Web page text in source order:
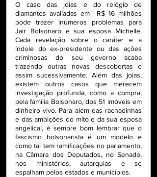
O caso das joias e do relógio de
diamantes avaliadas em  R$ 16 milhões
pode trazer inúmeros problemas para
Jair Bolsonaro e sua esposa Michelle.
Cada revelação sobre o caráter e a
índole do ex-presidente ou das ações
criminosas do seu governo acaba
trazendo outras novas descobertas e
assim sucessivamente. Além das joias,
existem outros casos que merecem
investigação profunda, como a compra,
pela família Bolsonaro, dos 51 imóveis em
dinheiro vivo. Para além das rachadinhas
e das ambições do mito e da sua esposa
angelical, é sempre bom lembrar que o
fascismo bolsonarista é um modelo e
como tal tem ramificações no parlamento,
na Câmara dos Deputados, no Senado,
nos ministérios, autarquias e se
espalham pelos estados e municípios.